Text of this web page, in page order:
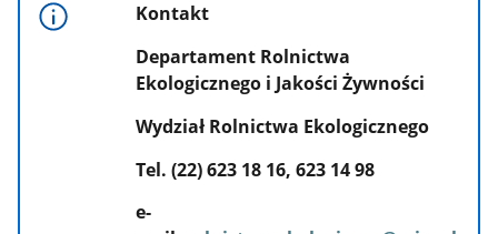
Kontakt
Departament Rolnictwa
Ekologicznego i Jakości Żywności
Wydział Rolnictwa Ekologicznego
Tel. (22) 623 18 16, 623 14 98
e-